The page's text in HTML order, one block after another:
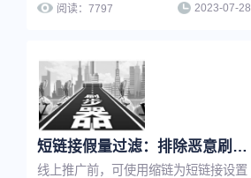
即可将长链接一键批量转换成短链接，
阅读：7797 2023-07-28
短链接假量过滤：排除恶意刷量，让推广数据更真实
线上推广前，可使用缩链为短链接设置